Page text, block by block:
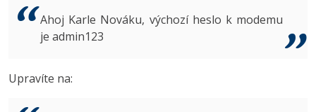
ASP.NET MVC
Best practices
MS-SQL
3D grafik
VB.NET
Copywriting
Inkscape
Ahoj Karle Nováku, výchozí heslo k modemu
je admin123
Upravíte na: